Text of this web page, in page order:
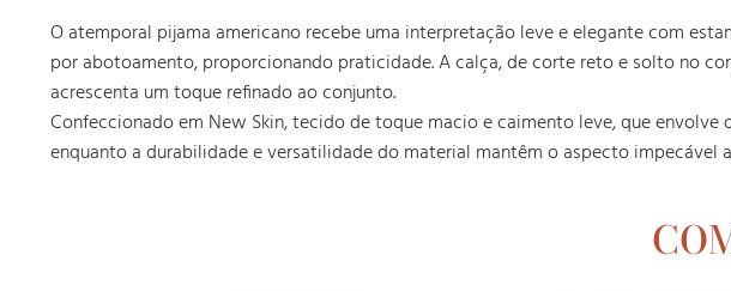
O atemporal pijama americano recebe uma interpretação leve e elegante com
por abotoamento, proporcionando praticidade. A calça, de corte reto e solto no
acrescenta um toque refinado ao conjunto.
Confeccionado em New Skin, tecido de toque macio e caimento leve, que
enquanto a durabilidade e versatilidade do material mantêm o aspecto impecável